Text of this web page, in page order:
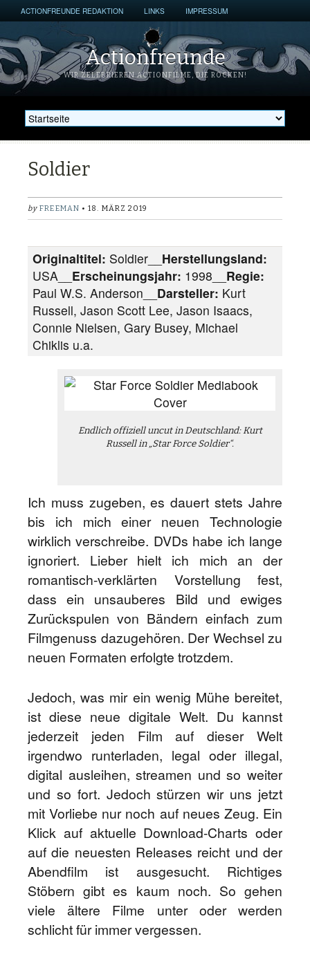
ACTIONFREUNDE REDAKTION LINKS IMPRESSUM
Actionfreunde
WIR ZELEBRIEREN ACTIONFILME, DIE ROCKEN!
Soldier
by FREEMAN • 18. MÄRZ 2019
Originaltitel: Soldier__ Herstellungsland:
USA__ Erscheinungsjahr: 1998__ Regie:
Paul W.S. Anderson__ Darsteller: Kurt
Russell, Jason Scott Lee, Jason Isaacs,
Connie Nielsen, Gary Busey, Michael
Chiklis u.a.
Endlich offiziell uncut in Deutschland: Kurt
Russell in „Star Force Soldier“.
Ich muss zugeben, es dauert stets Jahre
bis ich mich einer neuen Technologie
wirklich verschreibe. DVDs habe ich lange
ignoriert. Lieber hielt ich mich an der
romantisch-verklärten Vorstellung fest,
dass ein unsauberes Bild und ewiges
Zurückspulen von Bändern einfach zum
Filmgenuss dazugehören. Der Wechsel zu
neuen Formaten erfolgte trotzdem.
Jedoch, was mir ein wenig Mühe bereitet,
ist diese neue digitale Welt. Du kannst
jederzeit jeden Film auf dieser Welt
irgendwo runterladen, legal oder illegal,
digital ausleihen, streamen und so weiter
und so fort. Jedoch stürzen wir uns jetzt
mit Vorliebe nur noch auf neues Zeug. Ein
Klick auf aktuelle Download-Charts oder
auf die neuesten Releases reicht und der
Abendfilm ist ausgesucht. Richtiges
Stöbern gibt es kaum noch. So gehen
viele ältere Filme unter oder werden
schlicht für immer vergessen.